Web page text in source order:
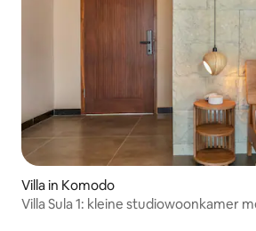
Villa in Komodo
Villa Sula 1: kleine studiowoonkamer